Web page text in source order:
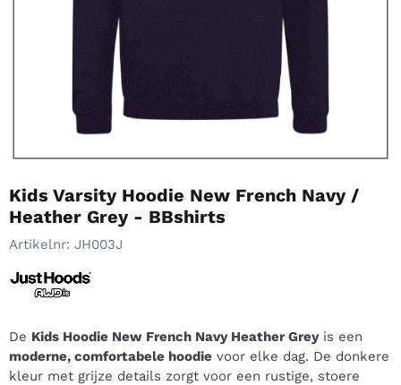
Kids Varsity Hoodie New French Navy /
Heather Grey - BBshirts
Artikelnr: JH003J
De Kids Hoodie New French Navy Heather Greyis een
moderne, comfortabele hoodie voor elke dag. De donkere
kleur met grijze details zorgt voor een rustige, stoere